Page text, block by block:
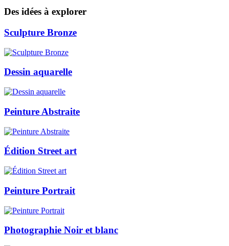
Des idées à explorer
Sculpture Bronze
Dessin aquarelle
Peinture Abstraite
Édition Street art
Peinture Portrait
Photographie Noir et blanc